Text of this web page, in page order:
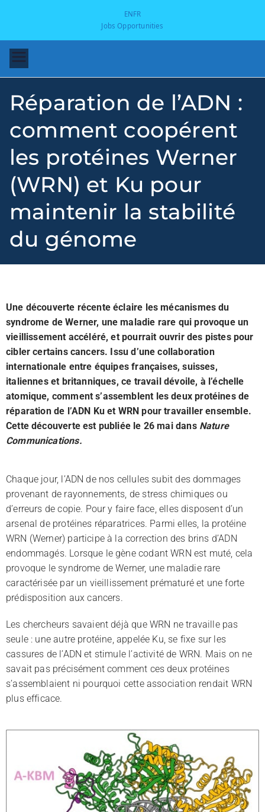
ENFR
Jobs Opportunities
I
Réparation de l’ADN :
comment coopérent
les protéines Werner
(WRN) et Ku pour
maintenir la stabilité
du génome
Une découverte récente éclaire les mécanismes du
syndrome de Werner, une maladie rare qui provoque un
vieillissement accéléré, et pourrait ouvrir des pistes pour
cibler certains cancers. Issu d’une collaboration
internationale entre équipes françaises, suisses,
italiennes et britanniques, ce travail dévoile, à l’échelle
atomique, comment s’assemblent les deux protéines de
réparation de l’ADN Ku et WRN pour travailler ensemble.
Cette découverte est publiée le 26 mai dans Nature
Communications.
Chaque jour, l’ADN de nos cellules subit des dommages
provenant de rayonnements, de stress chimiques ou
d’erreurs de copie. Pour y faire face, elles disposent d’un
arsenal de protéines réparatrices. Parmi elles, la protéine
WRN (Werner) participe à la correction des brins d’ADN
endommagés. Lorsque le gène codant WRN est muté, cela
provoque le syndrome de Werner, une maladie rare
caractérisée par un vieillissement prématuré et une forte
prédisposition aux cancers.
Les chercheurs savaient déjà que WRN ne travaille pas
seule : une autre protéine, appelée Ku, se fixe sur les
cassures de l’ADN et stimule l’activité de WRN. Mais on ne
savait pas précisément comment ces deux protéines
s’assemblaient ni pourquoi cette association rendait WRN
plus efficace.